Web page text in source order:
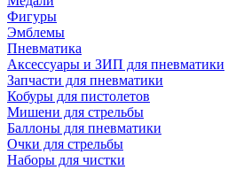
Фигуры
Эмблемы
Пневматика
Аксессуары и ЗИП для пневматики
Запчасти для пневматики
Кобуры для пистолетов
Мишени для стрельбы
Баллоны для пневматики
Очки для стрельбы
Наборы для чистки